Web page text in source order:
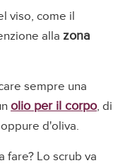
viso, come il
alla zona
sempre una
olio per il corpo, di
d'oliva.
fare? Lo scrub va